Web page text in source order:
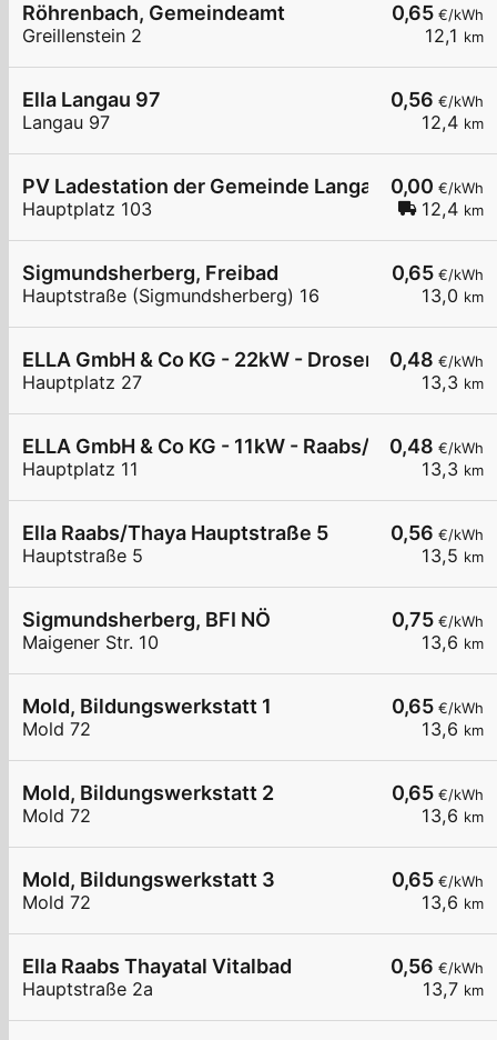
0,65 €/kWh
12,1 km
Röhrenbach, Gemeindeamt
Greillenstein 2
0,56 €/kWh
12,4 km
Ella Langau 97
Langau 97
0,00 €/kWh
12,4 km
PV Ladestation der Gemeinde Langau
Hauptplatz 103
0,65 €/kWh
13,0 km
Sigmundsherberg, Freibad
Hauptstraße (Sigmundsherberg) 16
0,48 €/kWh
13,3 km
ELLA GmbH & Co KG - 22kW - Drosendorf -
Hauptplatz 27
0,48 €/kWh
13,3 km
ELLA GmbH & Co KG - 11kW - Raabs/Thaya -
Hauptplatz 11
0,56 €/kWh
13,5 km
Ella Raabs/Thaya Hauptstraße 5
Hauptstraße 5
0,75 €/kWh
13,6 km
Sigmundsherberg, BFI NÖ
Maigener Str. 10
0,65 €/kWh
13,6 km
Mold, Bildungswerkstatt 1
Mold 72
0,65 €/kWh
13,6 km
Mold, Bildungswerkstatt 2
Mold 72
0,65 €/kWh
13,6 km
Mold, Bildungswerkstatt 3
Mold 72
0,56 €/kWh
13,7 km
Ella Raabs Thayatal Vitalbad
Hauptstraße 2a